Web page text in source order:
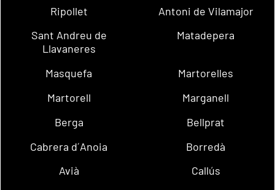
Ripollet
Antoni de Vilamajor
Sant Andreu de
Llavaneres
Matadepera
Masquefa
Martorelles
Martorell
Marganell
Berga
Bellprat
Cabrera d´Anoia
Borredà
Avià
Callús